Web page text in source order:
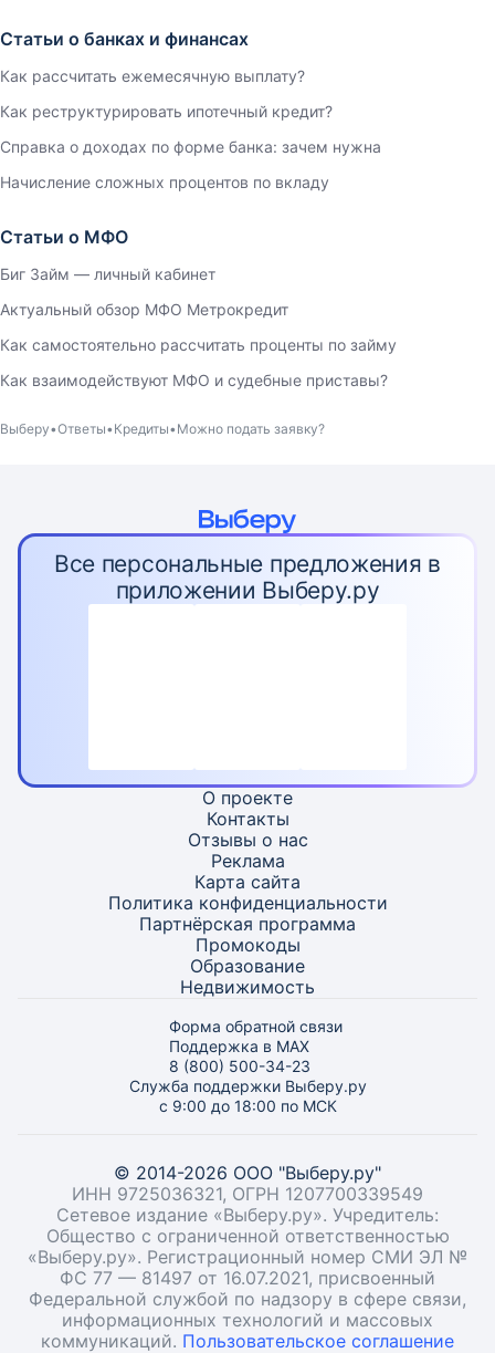
Статьи о банках и финансах
Как рассчитать ежемесячную выплату?
Как реструктурировать ипотечный кредит?
Справка о доходах по форме банка: зачем нужна
Начисление сложных процентов по вкладу
Статьи о МФО
Биг Займ — личный кабинет
Актуальный обзор МФО Метрокредит
Как самостоятельно рассчитать проценты по займу
Как взаимодействуют МФО и судебные приставы?
Выберу Ответы Кредиты Можно подать заявку?
Все персональные предложения в
приложении Выберу.ру
О проекте
Контакты
Отзывы о нас
Реклама
Карта сайта
Политика конфиденциальности
Партнёрская программа
Промокоды
Образование
Недвижимость
Форма обратной связи
Поддержка в MAX
8 (800) 500-34-23
Служба поддержки Выберу.ру
с 9:00 до 18:00 по МСК
© 2014-2026 ООО "Выберу.ру"
ИНН 9725036321, ОГРН 1207700339549
Сетевое издание «Выберу.ру». Учредитель:
Общество с ограниченной ответственностью
«Выберу.ру». Регистрационный номер СМИ ЭЛ №
ФС 77 — 81497 от 16.07.2021, присвоенный
Федеральной службой по надзору в сфере связи,
информационных технологий и массовых
коммуникаций. Пользовательское соглашение